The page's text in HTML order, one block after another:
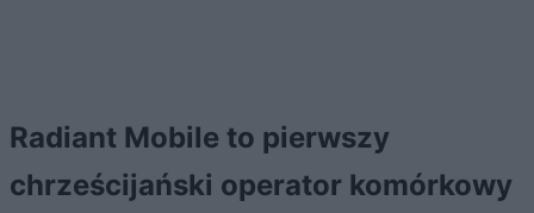
Radiant Mobile to pierwszy
chrześcijański operator komórkowy